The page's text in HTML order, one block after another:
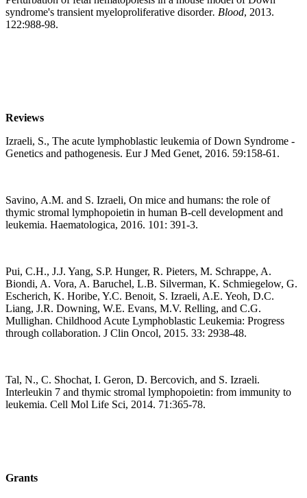
syndrome's transient myeloproliferative disorder. Blood, 2013.
122:988-98.
Reviews
Izraeli, S., The acute lymphoblastic leukemia of Down Syndrome -
Genetics and pathogenesis. Eur J Med Genet, 2016. 59:158-61.
Savino, A.M. and S. Izraeli, On mice and humans: the role of
thymic stromal lymphopoietin in human B-cell development and
leukemia. Haematologica, 2016. 101: 391-3.
Pui, C.H., J.J. Yang, S.P. Hunger, R. Pieters, M. Schrappe, A.
Biondi, A. Vora, A. Baruchel, L.B. Silverman, K. Schmiegelow, G.
Escherich, K. Horibe, Y.C. Benoit, S. Izraeli, A.E. Yeoh, D.C.
Liang, J.R. Downing, W.E. Evans, M.V. Relling, and C.G.
Mullighan. Childhood Acute Lymphoblastic Leukemia: Progress
through collaboration. J Clin Oncol, 2015. 33: 2938-48.
Tal, N., C. Shochat, I. Geron, D. Bercovich, and S. Izraeli.
Interleukin 7 and thymic stromal lymphopoietin: from immunity to
leukemia. Cell Mol Life Sci, 2014. 71:365-78.
Grants